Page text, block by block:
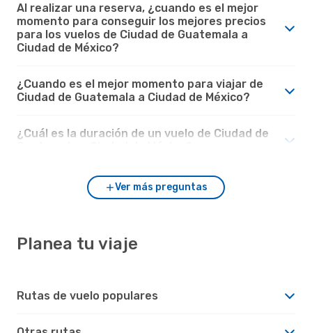
Al realizar una reserva, ¿cuando es el mejor
momento para conseguir los mejores precios
para los vuelos de Ciudad de Guatemala a
Ciudad de México?
¿Cuando es el mejor momento para viajar de
Ciudad de Guatemala a Ciudad de México?
¿Cuál es la duración de un vuelo de Ciudad de
Ver más preguntas
Planea tu viaje
Rutas de vuelo populares